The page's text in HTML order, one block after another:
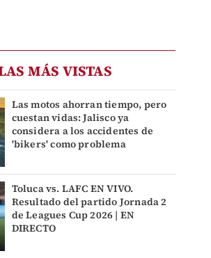
MÁS VISTAS
Las motos ahorran tiempo, pero
cuestan vidas: Jalisco ya
considera a los accidentes de
'bikers' como problema
Toluca vs. LAFC EN VIVO.
Resultado del partido Jornada 2
de Leagues Cup 2026 | EN
DIRECTO